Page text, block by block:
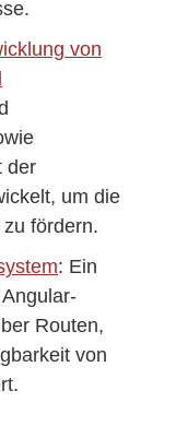
von
der
um die
fördern.
: Ein
Routen,
von